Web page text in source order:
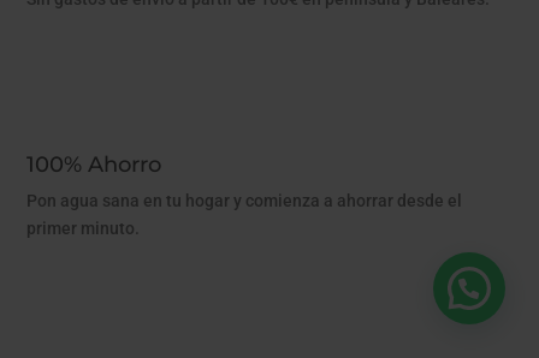
100% Ahorro
Pon agua sana en tu hogar y comienza a ahorrar desde el
primer minuto.